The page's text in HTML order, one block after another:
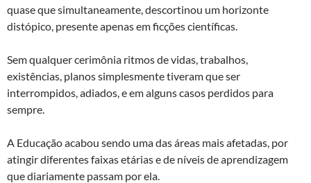
quase que simultaneamente, descortinou um horizonte
distópico, presente apenas em ficções científicas.
Sem qualquer cerimônia ritmos de vidas, trabalhos,
existências, planos simplesmente tiveram que ser
interrompidos, adiados, e em alguns casos perdidos para
sempre.
A Educação acabou sendo uma das áreas mais afetadas, por
atingir diferentes faixas etárias e de níveis de aprendizagem
que diariamente passam por ela.